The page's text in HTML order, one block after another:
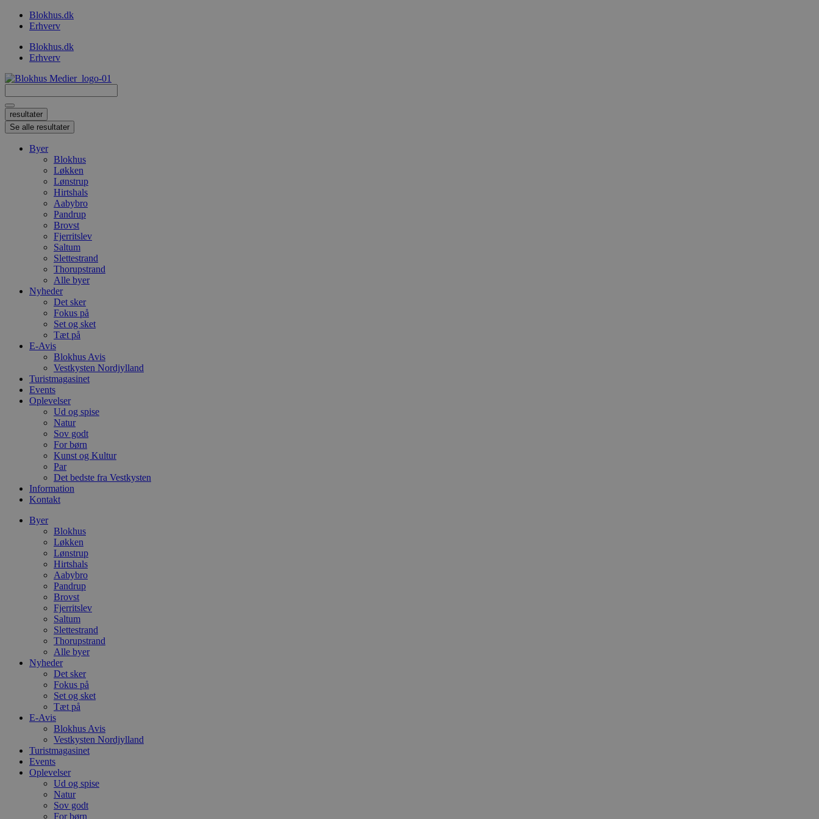
VidereBlokhus.dk
Erhverv
Blokhus.dk
Erhverv
...
resultater
Se alle resultater
Byer
Blokhus
Løkken
Lønstrup
Hirtshals
Aabybro
Pandrup
Brovst
Fjerritslev
Saltum
Slettestrand
Thorupstrand
Alle byer
Nyheder
Det sker
Fokus på
Set og sket
Tæt på
E-Avis
Blokhus Avis
Vestkysten Nordjylland
Turistmagasinet
Events
Oplevelser
Ud og spise
Natur
Sov godt
For børn
Kunst og Kultur
Par
Det bedste fra Vestkysten
Information
Kontakt
Byer
Blokhus
Løkken
Lønstrup
Hirtshals
Aabybro
Pandrup
Brovst
Fjerritslev
Saltum
Slettestrand
Thorupstrand
Alle byer
Nyheder
Det sker
Fokus på
Set og sket
Tæt på
E-Avis
Blokhus Avis
Vestkysten Nordjylland
Turistmagasinet
Events
Oplevelser
Ud og spise
Natur
Sov godt
For børn